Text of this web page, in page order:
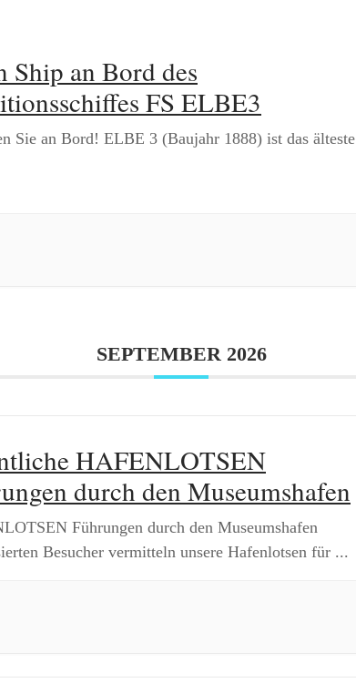
Ship an Bord des
FS ELBE3
Sie an Bord! ELBE 3 (Baujahr 1888) ist das älteste
SEPTEMBER 2026
HAFENLOTSEN
durch den Museumshafen
Führungen durch den Museumshafen
Besucher vermitteln unsere Hafenlotsen für ...